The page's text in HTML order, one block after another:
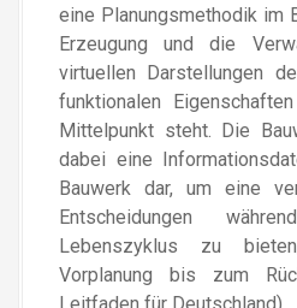
eine Planungsmethodik im
Erzeugung und die
virtuellen Darstellungen
funktionalen
Mittelpunkt steht. Die
dabei eine
Bauwerk dar, um eine
Entscheidungen
Lebenszyklus zu
Vorplanung bis zum